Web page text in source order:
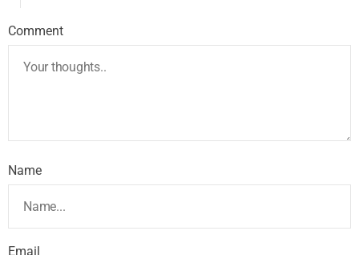
Comment
Name
Email